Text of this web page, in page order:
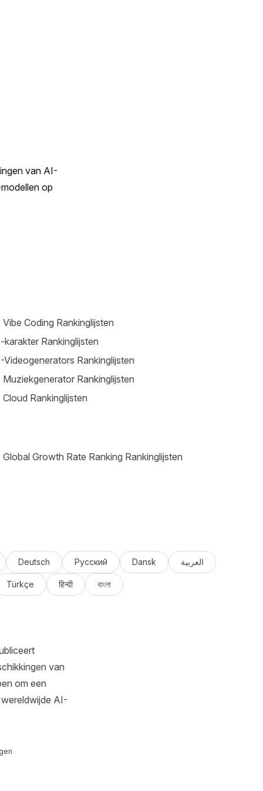
van AI-
op
Vibe Coding Rankinglijsten
karakter Rankinglijsten
Videogenerators Rankinglijsten
Muziekgenerator Rankinglijsten
Cloud Rankinglijsten
Global Growth Rate Ranking Rankinglijsten
Deutsch Русский Dansk العربية
Türkçe हिन्दी বাংলা
van
om een
AI-